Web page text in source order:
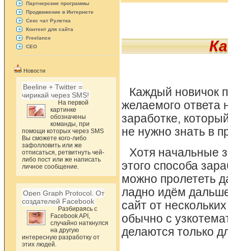
Партнерские программы
Продвижение в Интернете
Секс чат Рулетка
Контент для сайта
Freelance
СЕО
Новости
Beeline + Twitter =
чирикай через SMS!
На первой
картинке
обозначены
команды, при
помощи которых через SMS
Вы сможете кого-либо
зафолловить или же
отписаться, ретвитнуть чей-
либо пост или же написать
личное сообщение.
Open Graph Protocol. От
создателей Facebook
Разбираясь с
Facebook API,
случайно наткнулся
на другую
интересную разработку от
этих людей.
Каждый новичок
желаемого ответа
заработке,
не нужно знать в
Хотя начальные
этого способа
можно пролететь
ладно идём
сайт от
обычно с
делаются только